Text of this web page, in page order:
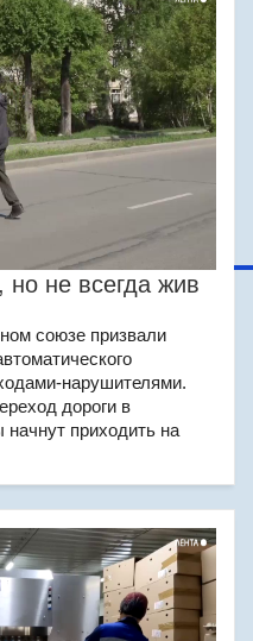
не всегда жив
союзе призвали
нарушителями.
дороги в
приходить на